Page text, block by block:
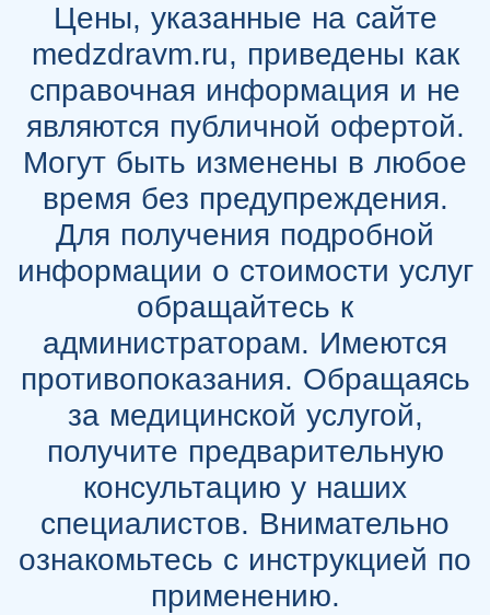
Цены, указанные на сайте
medzdravm.ru, приведены как
справочная информация и не
являются публичной офертой.
Могут быть изменены в любое
время без предупреждения.
Для получения подробной
информации о стоимости услуг
обращайтесь к
администраторам. Имеются
противопоказания. Обращаясь
за медицинской услугой,
получите предварительную
консультацию у наших
специалистов. Внимательно
ознакомьтесь с инструкцией по
применению.